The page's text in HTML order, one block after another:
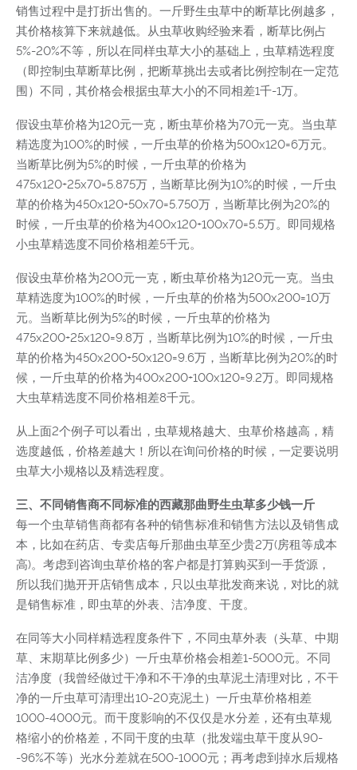
销售过程中是打折出售的。一斤野生虫草中的断草比例越多，
其价格核算下来就越低。从虫草收购经验来看，断草比例占
5%-20%不等，所以在同样虫草大小的基础上，虫草精选程度
（即控制虫草断草比例，把断草挑出去或者比例控制在一定范
围）不同，其价格会根据虫草大小的不同相差1千-1万。
假设虫草价格为120元一克，断虫草价格为70元一克。当虫草
精选度为100%的时候，一斤虫草的价格为500x120=6万元。
当断草比例为5%的时候，一斤虫草的价格为
475x120+25x70=5.875万，当断草比例为10%的时候，一斤虫
草的价格为450x120+50x70=5.750万，当断草比例为20%的
时候，一斤虫草的价格为400x120+100x70=5.5万。即同规格
小虫草精选度不同价格相差5千元。
假设虫草价格为200元一克，断虫草价格为120元一克。当虫
草精选度为100%的时候，一斤虫草的价格为500x200=10万
元。当断草比例为5%的时候，一斤虫草的价格为
475x200+25x120=9.8万，当断草比例为10%的时候，一斤虫
草的价格为450x200+50x120=9.6万，当断草比例为20%的时
候，一斤虫草的价格为400x200+100x120=9.2万。即同规格
大虫草精选度不同价格相差8千元。
从上面2个例子可以看出，虫草规格越大、虫草价格越高，精
选度越低，价格差越大！所以在询问价格的时候，一定要说明
虫草大小规格以及精选程度。
三、不同销售商不同标准的西藏那曲野生虫草多少钱一斤
每一个虫草销售商都有各种的销售标准和销售方法以及销售成
本，比如在药店、专卖店每斤那曲虫草至少贵2万(房租等成本
高)。考虑到咨询虫草价格的客户都是打算购买到一手货源，
所以我们抛开开店销售成本，只以虫草批发商来说，对比的就
是销售标准，即虫草的外表、洁净度、干度。
在同等大小同样精选程度条件下，不同虫草外表（头草、中期
草、末期草比例多少）一斤虫草价格会相差1-5000元。不同
洁净度（我曾经做过干净和不干净的虫草泥土清理对比，不干
净的一斤虫草可清理出10-20克泥土）一斤虫草价格相差
1000-4000元。而干度影响的不仅仅是水分差，还有虫草规
格缩小的价格差，不同干度的虫草（批发端虫草干度从90-
-96%不等）光水分差就在500-1000元；再考虑到掉水后规格